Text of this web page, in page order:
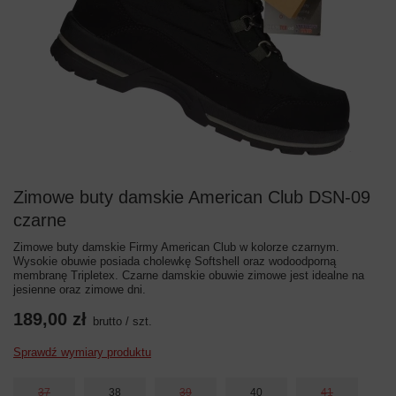
Zimowe buty damskie American Club DSN-09
czarne
Zimowe buty damskie Firmy American Club w kolorze czarnym.
Wysokie obuwie posiada cholewkę Softshell oraz wodoodporną
membranę Tripletex. Czarne damskie obuwie zimowe jest idealne na
jesienne oraz zimowe dni.
189,00 zł brutto / szt.
Sprawdź wymiary produktu
37 38 39 40 41